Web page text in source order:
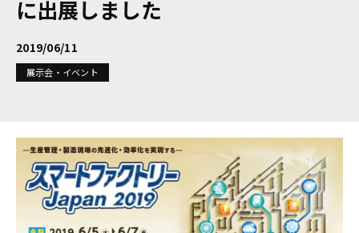
に出展しました
2019/06/11
展示会・イベント